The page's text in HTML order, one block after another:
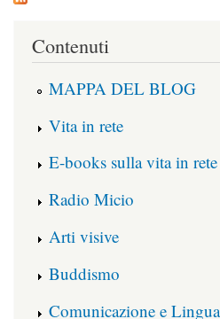
Contenuti
MAPPA DEL BLOG
Vita in rete
E-books sulla vita in rete
Radio Micio
Arti visive
Buddismo
Comunicazione e